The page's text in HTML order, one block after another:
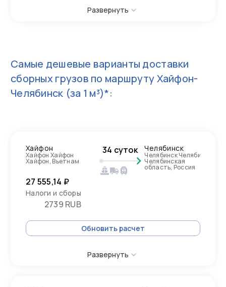
Развернуть
Самые дешевые варианты доставки
сборных грузов по маршрутуХайфон-
Челябинск (за 1 м³)*:
Хайфон
Хайфон Хайфон
Хайфон, Вьетнам
34 суток Челябинск
Челябинск Челябинск
Челябинская
область, Россия
27 555,14 ₽
Налоги и сборы
2739 RUB
Обновить расчет
Развернуть